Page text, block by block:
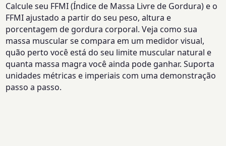
Calcule seu FFMI (Índice de Massa Livre de Gordura) e o
FFMI ajustado a partir do seu peso, altura e
porcentagem de gordura corporal. Veja como sua
massa muscular se compara em um medidor visual,
quão perto você está do seu limite muscular natural e
quanta massa magra você ainda pode ganhar. Suporta
unidades métricas e imperiais com uma demonstração
passo a passo.